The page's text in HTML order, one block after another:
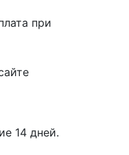
при
14 дней.